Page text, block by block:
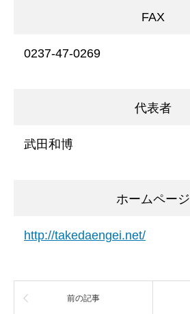
FAX
0237-47-0269
代表者
武田和博
ホームページ
http://takedaengei.net/
前の記事